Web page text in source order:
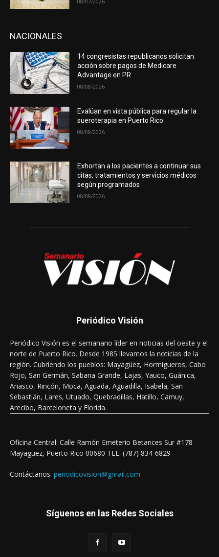
NACIONALES
14 congresistas republicanos solicitan
acción sobre pagos de Medicare
Advantage en PR
08/08/2026
Evalúan en vista pública para regular la
sueroterapia en Puerto Rico
08/08/2026
Exhortan a los pacientes a continuar sus
citas, tratamientos y servicios médicos
según programados
08/08/2026
Periódico Visión
Periódico Visión es el semanario líder en noticias del oeste y el
norte de Puerto Rico. Desde 1985 llevamos la noticias de la
región. Cubriendo los pueblos: Mayagüez, Hormigueros, Cabo
Rojo, San Germán, Sabana Grande, Lajas, Yauco, Guánica,
Añasco, Rincón, Moca, Aguada, Aguadilla, Isabela, San
Sebastián, Lares, Utuado, Quebradillas, Hatillo, Camuy,
Arecibo, Barceloneta y Florida.
Oficina Central: Calle Ramón Emeterio Betances Sur #178
Mayaguez, Puerto Rico 00680 TEL: (787) 834-6829
Contáctanos: periodicovision@gmail.com
Síguenos en las Redes Sociales